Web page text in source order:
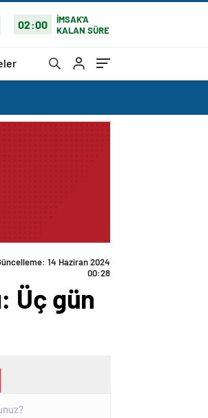
02:00
İMSAK'A
KALAN SÜRE
14 Haziran 2024
00:28
Üç gün